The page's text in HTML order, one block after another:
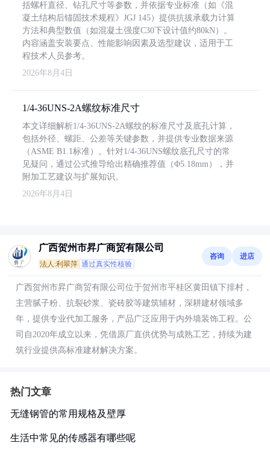
括螺杆直径、钻孔尺寸等参数，并依据专业标准（如《混
凝土结构后锚固技术规程》JGJ 145）提供抗拔承载力计算
方法和典型数值（如混凝土强度C30下设计值约80kN）。
内容涵盖安装要点、性能影响因素及选型建议，适用于工
程技术人员参考。
2026年8月4日
1/4-36UNS-2A螺纹标准尺寸
本文详细解析1/4-36UNS-2A螺纹的标准尺寸及底孔计算，
包括外径、螺距、公差等关键参数，并提供专业数据来源
（ASME B1.1标准）。针对1/4-36UNS螺纹底孔尺寸的常
见疑问，通过公式推导给出精确推荐值（Φ5.18mm），并
附加工艺建议与扩展知识。
2026年8月4日
广西贺州市昇广商贸有限公司
法人:利翠萍 通过真实性核验
咨询 进店
广西贺州市昇广商贸有限公司位于贺州市平桂区黄田镇下排村，
主营腻子粉、抗裂砂浆、瓷砖胶等建筑辅材，深耕建材领域多
年，提供专业代加工服务，产品广泛应用于内外墙装饰工程。公
司自2020年成立以来，凭借原厂直供优势与成熟工艺，持续为建
筑行业提供高标准建材解决方案。
热门文章
无缝钢管的常用规格及壁厚
生活中常见的传感器有哪些呢